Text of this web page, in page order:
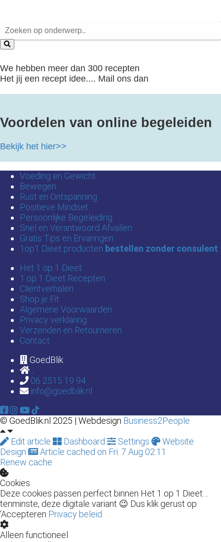
We hebben meer dan 300 recepten
Het jij een recept idee.... Mail ons dan
Voordelen van online begeleiden
Bekijk het hier>>
Voeding en Gewicht
Bewegen
Rust en Ontspanning
Positieve Mindset
Persoonlijke Begeleiding
Snel en Verantwoord Afvallen
Gratis Tips en Ervaringen
1op1 Dieet producten bestellen zonder consulent
Het 1 op 1 Dieet
1 op 1 Dieet Recepten
Cliëntverhalen
Shop je Fit
Algemene Voorwaarden
Privacy verklaring
Verzenden en Retourneren
Contact
GoedBlik
.
06 2515 19 94
info@goedblik.nl
© GoedBlik.nl 2025 | Webdesign Business2People
Edit article
Dashboard Settings
Website
Design
Article cached on Fri. 7 Aug 02:11
Renew cache
Cookies
Deze cookies passen perfect binnen Het 1 op 1 Dieet…
tenminste, deze digitale variant 😉 Dus klik gerust op
‘Accepteren Privacy beleid
Alleen functioneel